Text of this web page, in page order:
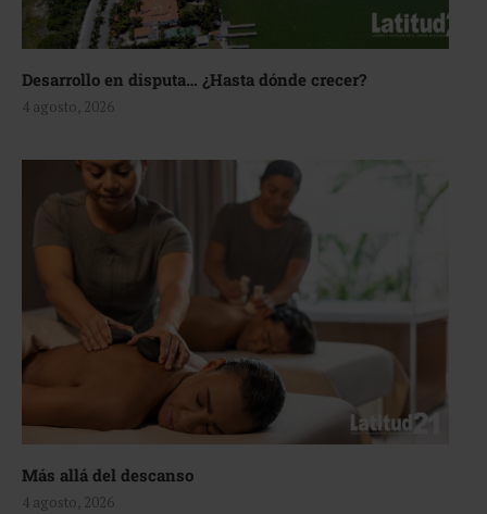
Desarrollo en disputa… ¿Hasta dónde crecer?
4 agosto, 2026
Más allá del descanso
4 agosto, 2026